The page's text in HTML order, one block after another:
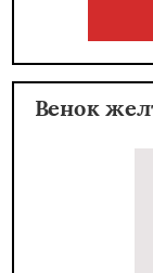
Венок